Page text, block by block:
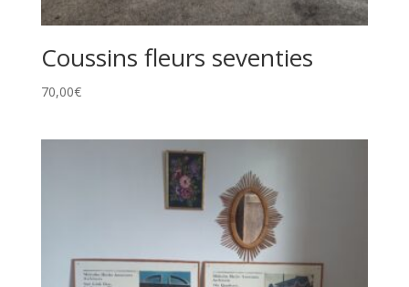
Coussins fleurs seventies
70,00€